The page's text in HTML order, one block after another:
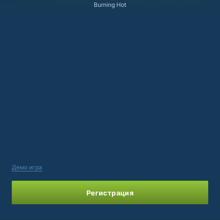
Burning Hot
Демо игра
Регистрация